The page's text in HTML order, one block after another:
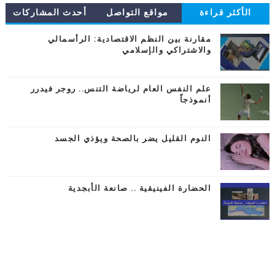
الأكثر قراءة مواقع التواصل أحدث المشاركات
مقارنة بين النظم الاقتصادية: الرأسمالي
والاشتراكي والإسلامي
علم النفس العام لرياضة التنس.. روجر فيدرر
أنموذجاً
النوم القليل يضر بالصحة ويؤذي الجسد
الحضارة الفينيقية .. صانعة الأبجدية